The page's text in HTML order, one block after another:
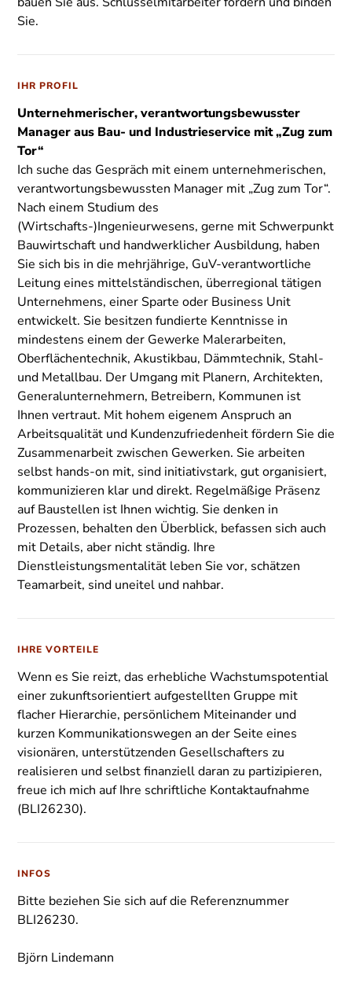
Sie.
IHR PROFIL
Unternehmerischer, verantwortungsbewusster
Manager aus Bau- und Industrieservice mit „Zug zum
Tor“
Ich suche das Gespräch mit einem unternehmerischen,
verantwortungsbewussten Manager mit „Zug zum Tor“.
Nach einem Studium des
(Wirtschafts-)Ingenieurwesens, gerne mit Schwerpunkt
Bauwirtschaft und handwerklicher Ausbildung, haben
Sie sich bis in die mehrjährige, GuV-verantwortliche
Leitung eines mittelständischen, überregional tätigen
Unternehmens, einer Sparte oder Business Unit
entwickelt. Sie besitzen fundierte Kenntnisse in
mindestens einem der Gewerke Malerarbeiten,
Oberflächentechnik, Akustikbau, Dämmtechnik, Stahl-
und Metallbau. Der Umgang mit Planern, Architekten,
Generalunternehmern, Betreibern, Kommunen ist
Ihnen vertraut. Mit hohem eigenem Anspruch an
Arbeitsqualität und Kundenzufriedenheit fördern Sie die
Zusammenarbeit zwischen Gewerken. Sie arbeiten
selbst hands-on mit, sind initiativstark, gut organisiert,
kommunizieren klar und direkt. Regelmäßige Präsenz
auf Baustellen ist Ihnen wichtig. Sie denken in
Prozessen, behalten den Überblick, befassen sich auch
mit Details, aber nicht ständig. Ihre
Dienstleistungsmentalität leben Sie vor, schätzen
Teamarbeit, sind uneitel und nahbar.
IHRE VORTEILE
Wenn es Sie reizt, das erhebliche Wachstumspotential
einer zukunftsorientiert aufgestellten Gruppe mit
flacher Hierarchie, persönlichem Miteinander und
kurzen Kommunikationswegen an der Seite eines
visionären, unterstützenden Gesellschafters zu
realisieren und selbst finanziell daran zu partizipieren,
freue ich mich auf Ihre schriftliche Kontaktaufnahme
(BLI26230).
INFOS
Bitte beziehen Sie sich auf die Referenznummer
BLI26230.
Björn Lindemann